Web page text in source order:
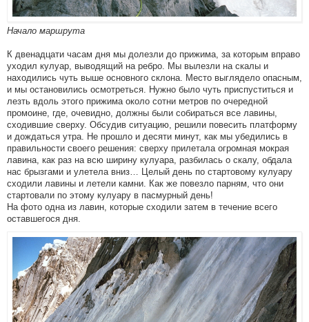
Начало маршрута
К двенадцати часам дня мы долезли до прижима, за которым вправо
уходил кулуар, выводящий на ребро. Мы вылезли на скалы и
находились чуть выше основного склона. Место выглядело опасным,
и мы остановились осмотреться. Нужно было чуть приспуститься и
лезть вдоль этого прижима около сотни метров по очередной
промоине, где, очевидно, должны были собираться все лавины,
сходившие сверху. Обсудив ситуацию, решили повесить платформу
и дождаться утра. Не прошло и десяти минут, как мы убедились в
правильности своего решения: сверху прилетала огромная мокрая
лавина, как раз на всю ширину кулуара, разбилась о скалу, обдала
нас брызгами и улетела вниз… Целый день по стартовому кулуару
сходили лавины и летели камни. Как же повезло парням, что они
стартовали по этому кулуару в пасмурный день!
На фото одна из лавин, которые сходили затем в течение всего
оставшегося дня.